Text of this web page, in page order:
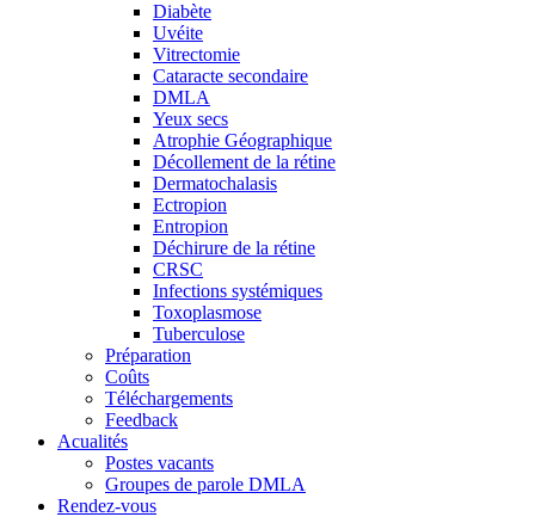
Diabète
Uvéite
Vitrectomie
Cataracte secondaire
DMLA
Yeux secs
Atrophie Géographique
Décollement de la rétine
Dermatochalasis
Ectropion
Entropion
Déchirure de la rétine
CRSC
Infections systémiques
Toxoplasmose
Tuberculose
Préparation
Coûts
Téléchargements
Feedback
Acualités
Postes vacants
Groupes de parole DMLA
Rendez-vous